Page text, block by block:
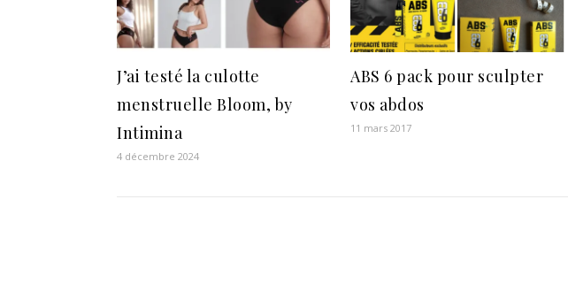
J’ai testé la culotte
menstruelle Bloom, by
Intimina
4 décembre 2024
ABS 6 pack pour sculpter
vos abdos
11 mars 2017